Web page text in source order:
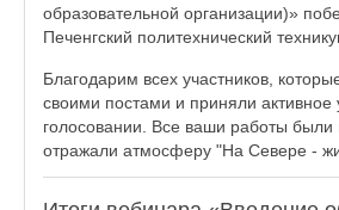
образовательной организации)»
Печенгский политехнический
Благодарим всех участников,
своими постами и приняли активное
голосовании. Все ваши работы
отражали атмосферу "На Севере -